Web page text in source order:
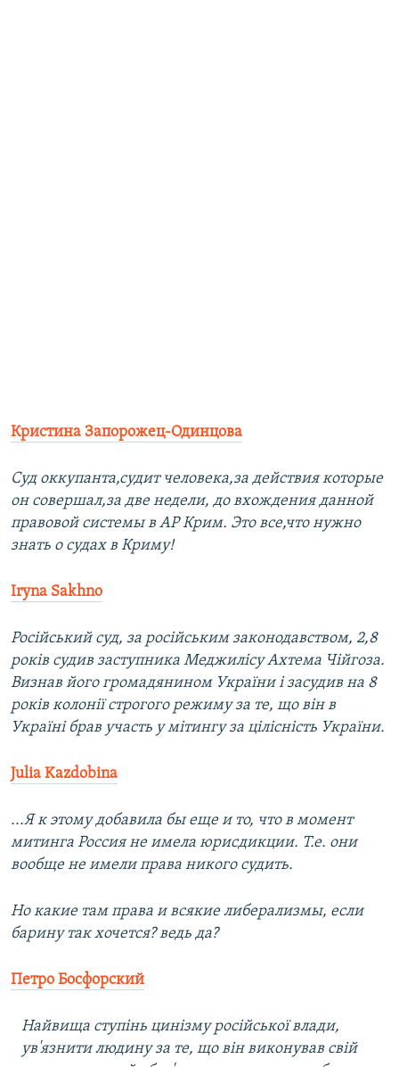
Кристина Запорожец-Одинцова
Суд оккупанта,судит человека,за действия которые
он совершал,за две недели, до вхождения данной
правовой системы в АР Крим. Это все,что нужно
знать о судах в Криму!
Iryna Sakhno
Російський суд, за російським законодавством, 2,8
років судив заступника Меджилісу Ахтема Чійгоза.
Визнав його громадянином України і засудив на 8
років колонії строгого режиму за те, що він в
Україні брав участь у мітингу за цілісність України.
Julia Kazdobina
...Я к этому добавила бы еще и то, что в момент
митинга Россия не имела юрисдикции. Т.е. они
вообще не имели права никого судить.
Но какие там права и всякие либерализмы, если
барину так хочется? ведь да?
Петро Босфорский
Найвища ступінь цинізму російської влади,
ув'язнити людину за те, що він виконував свій